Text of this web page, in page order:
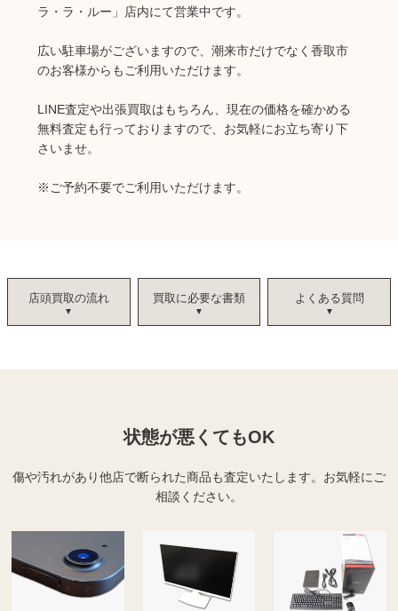
ラ・ラ・ルー」店内にて営業中です。
広い駐車場がございますので、潮来市だけでなく香取市
のお客様からもご利用いただけます。
LINE査定や出張買取はもちろん、現在の価格を確かめる
無料査定も行っておりますので、お気軽にお立ち寄り下
さいませ。
※ご予約不要でご利用いただけます。
店頭買取の流れ 買取に必要な書類 よくある質問
状態が悪くてもOK
傷や汚れがあり他店で断られた商品も査定いたします。 お気軽にご
相談ください。